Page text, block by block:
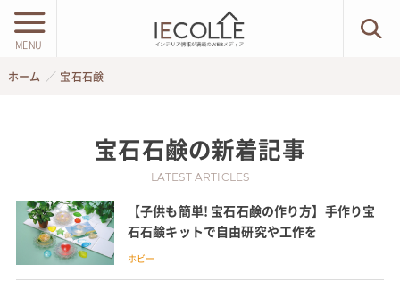
MENU
ホーム 宝石石鹸
宝石石鹸の新着記事
LATEST ARTICLES
【子供も簡単! 宝石石鹸の作り方】手作り宝
石石鹸キットで自由研究や工作を
ホビー